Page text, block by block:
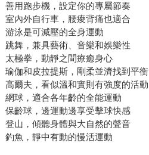
善用跑步機，設定你的專屬節奏
室內外自行車，腰痠背痛也適合
游泳是可減壓的全身運動
跳舞，兼具藝術、音樂和娛樂性
太極拳，動靜之間療癒身心
瑜伽和皮拉提斯，剛柔並濟找到平衡
高爾夫，看似溫和實則有強度的活動
網球，適合各年齡的全能運動
保齡球，邊運動邊享受擊球快感
登山，傾聽身體與大自然的聲音
釣魚，靜中有動的慢活運動